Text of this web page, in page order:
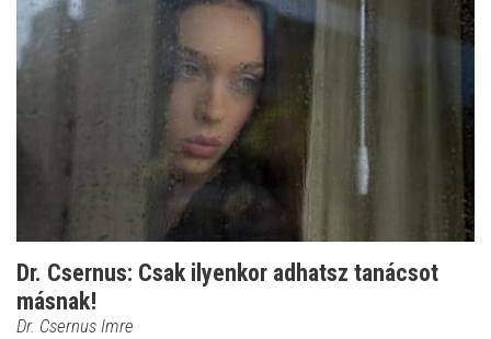
Dr. Csernus: Csak ilyenkor adhatsz tanácsot
másnak!
Dr. Csernus Imre